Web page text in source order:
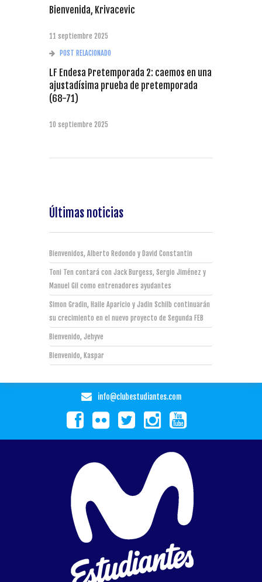
Bienvenida, Krivacevic
11 septiembre 2025
POST RELACIONADO
LF Endesa Pretemporada 2: caemos en una
ajustadísima prueba de pretemporada
(68-71)
10 septiembre 2025
Últimas noticias
Bienvenidos, Alberto Redondo y David Constantin
Toni Ten contará con Jack Burgess, Sergio Jiménez y
Manuel Gil como entrenadores ayudantes
Simon Gradin, Haile Aparicio y Jadin Schilb continuarán
su crecimiento en el nuevo proyecto de Segunda FEB
Bienvenido, Jehyve
Bienvenido, Kaspar
info@clubestudiantes.com